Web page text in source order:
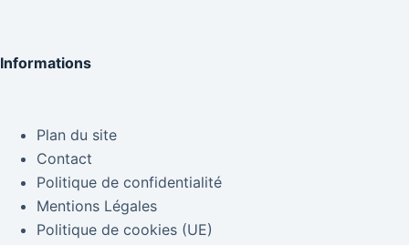
Informations
Plan du site
Contact
Politique de confidentialité
Mentions Légales
Politique de cookies (UE)